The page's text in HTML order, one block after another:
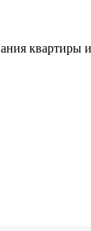
квартиры